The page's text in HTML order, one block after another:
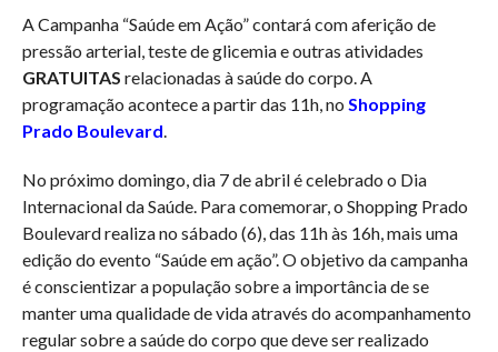
A Campanha “Saúde em Ação” contará com aferição de
pressão arterial, teste de glicemia e outras atividades
GRATUITAS relacionadas à saúde do corpo. A
programação acontece a partir das 11h, no Shopping
Prado Boulevard.
No próximo domingo, dia 7 de abril é celebrado o Dia
Internacional da Saúde. Para comemorar, o Shopping Prado
Boulevard realiza no sábado (6), das 11h às 16h, mais uma
edição do evento “Saúde em ação”. O objetivo da campanha
é conscientizar a população sobre a importância de se
manter uma qualidade de vida através do acompanhamento
regular sobre a saúde do corpo que deve ser realizado